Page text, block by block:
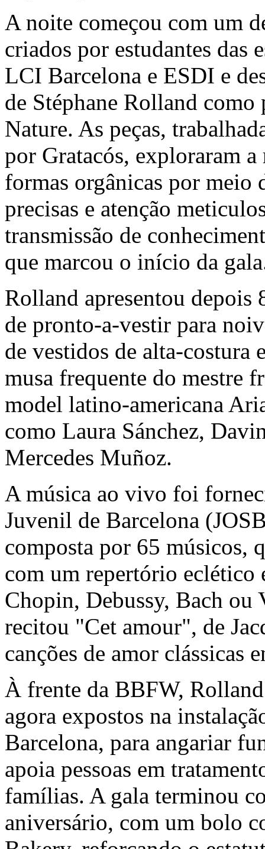
A noite começou com um
criados por estudantes das
LCI Barcelona e ESDI e
de Stéphane Rolland
Nature. As peças,
por Gratacós, exploraram
formas orgânicas por meio
precisas e atenção
transmissão de
que marcou o início da
Rolland apresentou
de pronto-a-vestir para
de vestidos de alta-
musa frequente do mestre
model latino-americana
como Laura Sánchez,
Mercedes Muñoz.
A música ao vivo foi
Juvenil de Barcelona
composta por 65 músicos,
com um repertório
Chopin, Debussy, Bach
recitou "Cet amour", de
canções de amor clássicas
À frente da BBFW,
agora expostos na
Barcelona, para angariar
apoia pessoas em
famílias. A gala terminou
aniversário, com um bolo